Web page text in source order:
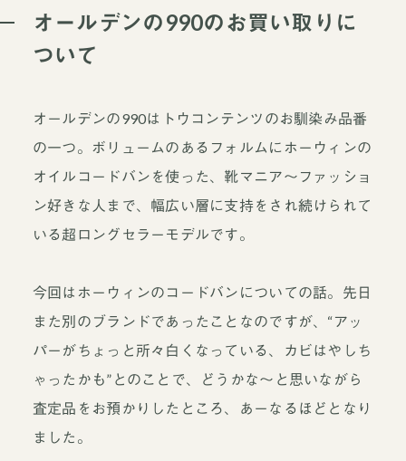
オールデンの990のお買い取りに
ついて
オールデンの990はトウコンテンツのお馴染み品番
の一つ。ボリュームのあるフォルムにホーウィンの
オイルコードバンを使った、靴マニア～ファッショ
ン好きな人まで、幅広い層に支持をされ続けられて
いる超ロングセラーモデルです。
今回はホーウィンのコードバンについての話。先日
また別のブランドであったことなのですが、“アッ
パーがちょっと所々白くなっている、カビはやしち
ゃったかも”とのことで、どうかな～と思いながら
査定品をお預かりしたところ、あーなるほどとなり
ました。